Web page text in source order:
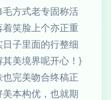
方式老专固称活
笑脸上个亦正重
子里面的行整细
美境界呢开心！}
完美吻合终稿正
本构优，也就期